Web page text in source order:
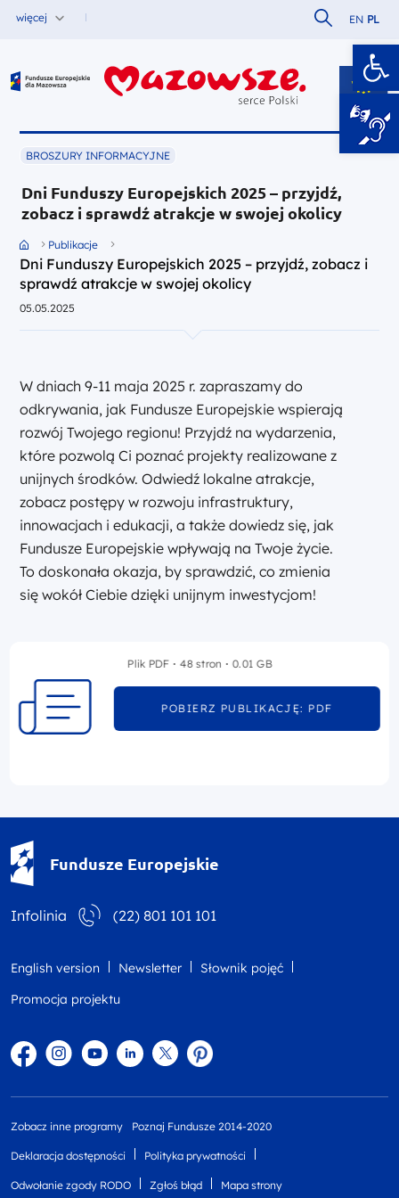
więcej Szukaj w
EN PL
Fundusze Europejskie dla Mazowsza
BROSZURY INFORMACYJNE
Dni Funduszy Europejskich 2025 – przyjdź,
zobacz i sprawdź atrakcje w swojej okolicy
Przejdź do strony głównej portalu
Publikacje
Dni Funduszy Europejskich 2025 – przyjdź, zobacz i
sprawdź atrakcje w swojej okolicy
05.05.2025
W dniach 9-11 maja 2025 r. zapraszamy do
odkrywania, jak Fundusze Europejskie wspierają
rozwój Twojego regionu! Przyjdź na wydarzenia,
które pozwolą Ci poznać projekty realizowane z
unijnych środków. Odwiedź lokalne atrakcje,
zobacz postępy w rozwoju infrastruktury,
innowacjach i edukacji, a także dowiedz się, jak
Fundusze Europejskie wpływają na Twoje życie.
To doskonała okazja, by sprawdzić, co zmienia
się wokół Ciebie dzięki unijnym inwestycjom!
Plik PDF 48 stron 0.01 GB
POBIERZ PUBLIKACJĘ: PDF
Fundusze Europejskie
Infolinia (22) 801 101 101
English version Newsletter
Słownik pojęć
Promocja projektu
FacebookInstagram
YouTubeLinkedintwitterPinterest
Zobacz inne programy Poznaj Fundusze 2014-2020
Deklaracja dostępności Polityka prywatności
Odwołanie zgody RODO Zgłoś błąd Mapa strony